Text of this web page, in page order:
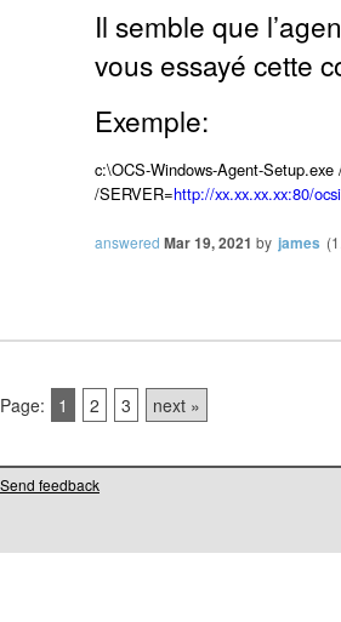
Il semble que
vous essayé cette
Exemple:
c:\OCS-Windows-Agent-
/SERVER=http://xx.xx.xx.xx:80/
answered Mar 19, 2021 by james (
Page: 1 2 3 next »
Send feedback